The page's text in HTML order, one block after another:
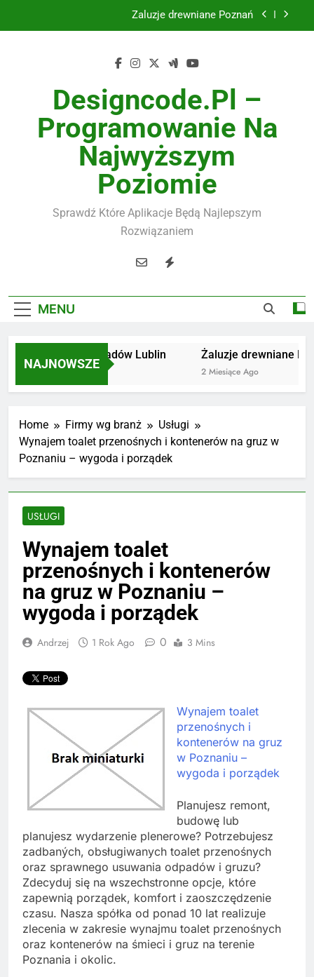
Instalacje elektryczne Gdańsk
Żaluzje drewniane Poznań
Instalacje elektryczne Gdańsk
Wysokiej jakości spławik elektryczny
Designcode.pl –
Programowanie Na
Najwyższym
Poziomie
Sprawdź Które Aplikacje Będą Najlepszym
Rozwiązaniem
MENU
NAJNOWSZE
Utylizacja odpadów Lublin
2 Miesiące Ago
Żaluzje drewniane
2 Miesiące Ago
Home Firmy wg branż
Usługi
Wynajem toalet przenośnych i kontenerów na gruz w
Poznaniu – wygoda i porządek
USŁUGI
Wynajem toalet
przenośnych i kontenerów
na gruz w Poznaniu –
wygoda i porządek
Andrzej 1 Rok Ago 0 3 Mins
Wynajem toalet
przenośnych i
kontenerów na gruz
w Poznaniu –
wygoda i porządek
Planujesz remont,
budowę lub
planujesz wydarzenie plenerowe? Potrzebujesz
zadbaných, obsługiwanych toalet przenośnych
oraz sprawnego usuwania odpadów i gruzu?
Zdecyduj się na wszechstronne opcje, które
zapewnią porządek, komfort i zaoszczędzenie
czasu. Nasza spółka od ponad 10 lat realizuje
zlecenia w zakresie wynajmu toalet przenośnych
oraz kontenerów na śmieci i gruz na terenie
Poznania i okolic.